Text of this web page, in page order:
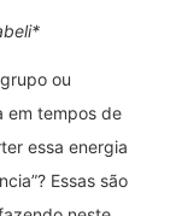
ou
em tempos de
essa energia
Essas são